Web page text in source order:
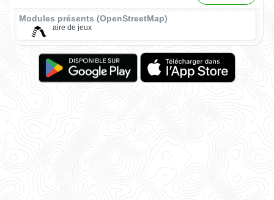
Modules présents (OpenStreetMap)
aire de jeux